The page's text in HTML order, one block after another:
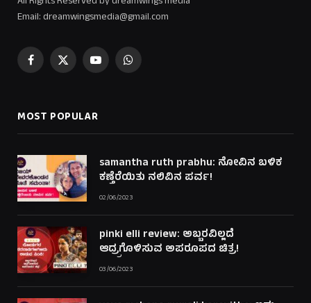
Email: dreamwingsmedia@gmail.com
Facebook
X
YouTubeWhatsApp
MOST POPULAR
samantha ruth prabhu: ನೋವಿನ ಬಳಿಕ
ಕಣ್ತೆರೆಯಿತು ನಲಿವಿನ ಪರ್ವ!
02/06/2023
pinki elli review: ಅಬ್ಬರವಿಲ್ಲದೆ
ಆದ್ರ್ರಗೊಳಿಸುವ ಅಪರೂಪದ ಚಿತ್ರ!
03/06/2023